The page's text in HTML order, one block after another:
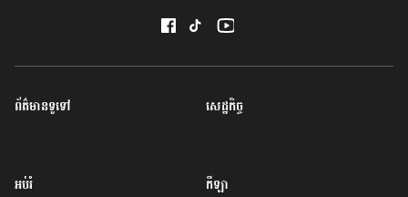
ព័ត៌មានទូទៅ សេដ្ឋកិច្ច
អប់រំ កីឡា